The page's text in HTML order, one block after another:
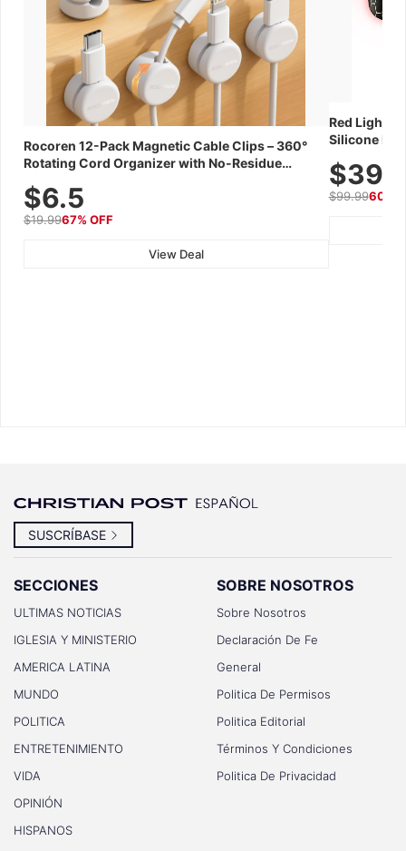
Rocoren 12-Pack Magnetic Cable Clips – 360°
Rotating Cord Organizer with No-Residue
Wall, Car & Office, White
$6.5
$19.9967% OFF
View Deal
Red Light
Silicone
$99.9960%
SUSCRÍBASE
SECCIONES
ULTIMAS NOTICIAS
IGLESIA Y MINISTERIO
AMERICA LATINA
MUNDO
POLITICA
ENTRETENIMIENTO
VIDA
OPINIÓN
HISPANOS
SOBRE NOSOTROS
Sobre Nosotros
Declaración De Fe
General
Politica De Permisos
Politica Editorial
Términos Y Condiciones
Politica De Privacidad